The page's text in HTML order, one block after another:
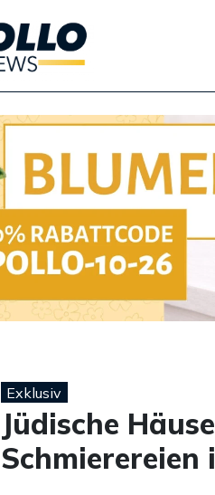
Exklusiv
Jüdische
Schmierereien